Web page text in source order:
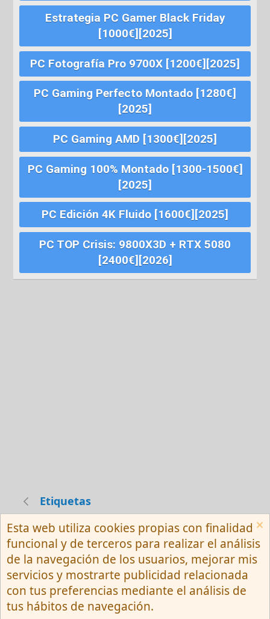
Estrategia PC Gamer Black Friday
[1000€][2025]
PC Fotografía Pro 9700X [1200€][2025]
PC Gaming Perfecto Montado [1280€]
[2025]
PC Gaming AMD [1300€][2025]
PC Gaming 100% Montado [1300-1500€]
[2025]
PC Edición 4K Fluido [1600€][2025]
PC TOP Crisis: 9800X3D + RTX 5080
[2400€][2026]
Etiquetas
Español (Neutro) Tu
Contactarnos
Términos y reglas
Privacy policy
Ayuda
R
S
S
Community platform by XenForo ® © 2010-
2026 XenForo Ltd.
Esta web utiliza cookies propias con finalidad
funcional y de terceros para realizar el análisis
de la navegación de los usuarios, mejorar mis
servicios y mostrarte publicidad relacionada
con tus preferencias mediante el análisis de
tus hábitos de navegación.